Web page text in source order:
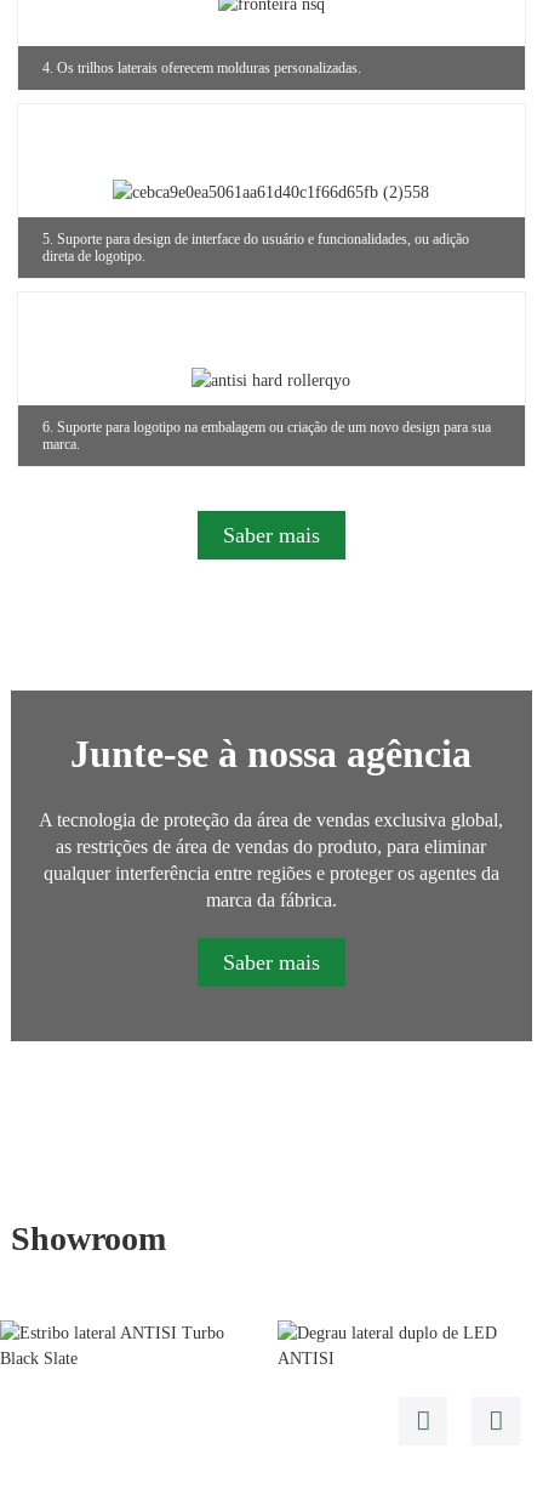
4. Os trilhos laterais oferecem molduras personalizadas.
5. Suporte para design de interface do usuário e funcionalidades, ou adição
direta de logotipo.
6. Suporte para logotipo na embalagem ou criação de um novo design para sua
marca.
Saber mais
Junte-se à nossa agência
A tecnologia de proteção da área de vendas exclusiva global,
as restrições de área de vendas do produto, para eliminar
qualquer interferência entre regiões e proteger os agentes da
marca da fábrica.
Saber mais
Showroom